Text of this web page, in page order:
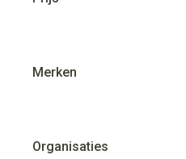
Merken
Organisaties